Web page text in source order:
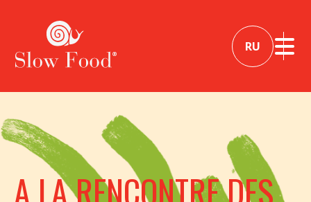
RU
A LA RENCONTRE DES